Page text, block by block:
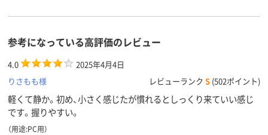
保証期間 6カ月
参考になっている高評価のレビュー
4.0
2025年4月4日
りさもも様
レビューランク S (502ポイント)
軽くて静か。初め、小さく感じたが慣れるとしっくり来ていい感じ
です。握りやすい。
（用途:PC用）